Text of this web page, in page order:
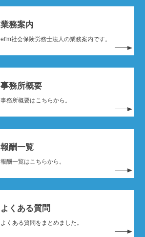
業務案内
eI'm社会保険労務士法人の業務案内です。
事務所概要
事務所概要はこちらから。
報酬一覧
報酬一覧はこちらから。
よくある質問
よくある質問をまとめました。